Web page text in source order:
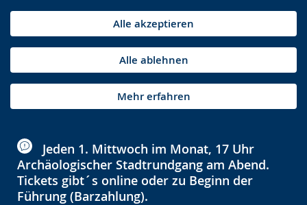
Alle akzeptieren
Alle ablehnen
Mehr erfahren
Jeden 1. Mittwoch im Monat, 17 Uhr
Archäologischer Stadtrundgang am Abend.
Tickets gibt´s online oder zu Beginn der
Führung (Barzahlung).